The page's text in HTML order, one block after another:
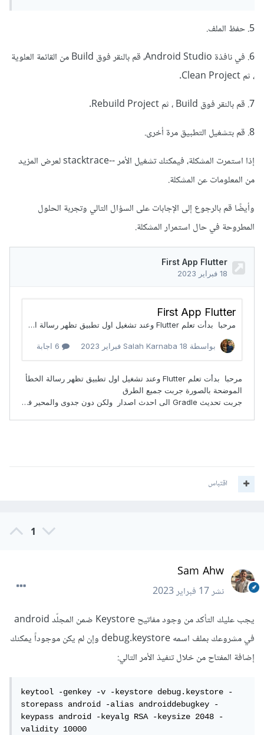
5. حفظ الملف.
6. في نافذة Android Studio، قم بالنقر فوق Build من القائمة العلوية
، ثم Clean Project.
7. قم بالنقر فوق Build ، ثم Rebuild Project.
8. قم بتشغيل التطبيق مرة أخرى.
إذا استمرت المشكلة، فيمكنك تشغيل الأمر --stacktrace لعرض المزيد
من المعلومات عن المشكلة.
وأيضًا قم بالرجوع إلى الإجابات على السؤال التالي وتجربة الحلول
المطروحة في حال استمرار المشكلة.
اقتباس
1
Sam Ahw
نشر17 فبراير 2023
يجب عليك التأكد من وجود مفاتيح Keystore ضمن المجلّد android
في مشروعك بملف اسمه debug.keystore وإن لم يكن موجوداً يمكنك
إضافة المفتاح من خلال تنفيذ الأمر التالي:
keytool -genkey -v -keystore debug.keystore -
storepass android -alias androiddebugkey -
keypass android -keyalg RSA -keysize 2048 -
validity 10000